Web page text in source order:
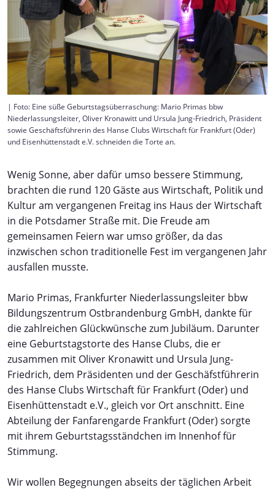
| Foto: Eine süße Geburtstagsüberraschung: Mario Primas bbw
Niederlassungsleiter, Oliver Kronawitt und Ursula Jung-Friedrich, Präsident
sowie Geschäftsführerin des Hanse Clubs Wirtschaft für Frankfurt (Oder)
und Eisenhüttenstadt e.V. schneiden die Torte an.
Wenig Sonne, aber dafür umso bessere Stimmung,
brachten die rund 120 Gäste aus Wirtschaft, Politik und
Kultur am vergangenen Freitag ins Haus der Wirtschaft
in die Potsdamer Straße mit. Die Freude am
gemeinsamen Feiern war umso größer, da das
inzwischen schon traditionelle Fest im vergangenen Jahr
ausfallen musste.
Mario Primas, Frankfurter Niederlassungsleiter bbw
Bildungszentrum Ostbrandenburg GmbH, dankte für
die zahlreichen Glückwünsche zum Jubiläum. Darunter
eine Geburtstagstorte des Hanse Clubs, die er
zusammen mit Oliver Kronawitt und Ursula Jung-
Friedrich, dem Präsidenten und der Geschäfstführerin
des Hanse Clubs Wirtschaft für Frankfurt (Oder) und
Eisenhüttenstadt e.V., gleich vor Ort anschnitt. Eine
Abteilung der Fanfarengarde Frankfurt (Oder) sorgte
mit ihrem Geburtstagsständchen im Innenhof für
Stimmung.
Wir wollen Begegnungen abseits der täglichen Arbeit